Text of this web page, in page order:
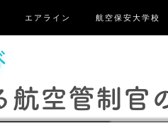
エアライン 航空保安大学校